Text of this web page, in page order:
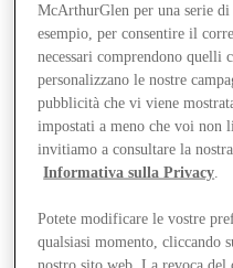
McArthurGlen per una serie
esempio, per consentire il
necessari comprendono quelli
personalizzano le nostre
pubblicità che vi viene
impostati a meno che voi
invitiamo a consultare la nostra
Informativa sulla Privacy
Potete modificare le vostre
qualsiasi momento, cliccando
nostro sito web. La revoca del